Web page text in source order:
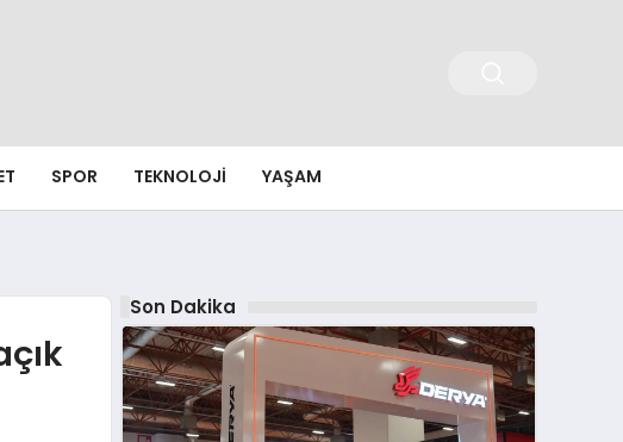
SPOR TEKNOLOJI YAŞAM
Son Dakika